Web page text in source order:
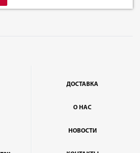
ДОСТАВКА
О НАС
НОВОСТИ